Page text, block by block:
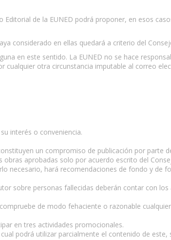
de la EUNED podrá proponer, en esos
considerado en ellas quedará a criterio del
en este sentido. La EUNED no se hace
cualquier otra circunstancia imputable al correo
interés o conveniencia.
un compromiso de publicación por parte
aprobadas solo por acuerdo escrito del
necesario, hará recomendaciones de fondo y de
sobre personas fallecidas deberán contar con
de modo fehaciente o razonable
en tres actividades promocionales.
podrá utilizar parcialmente el contenido de este,